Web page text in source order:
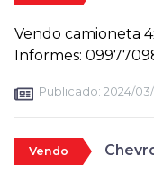
Vendo camioneta
Informes:
Publicado: 2024/
Vendo